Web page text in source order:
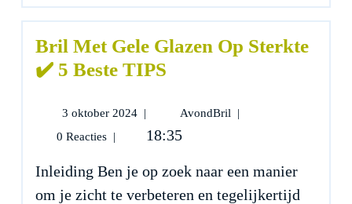
Bril Met Gele Glazen Op Sterkte
✔️ 5 Beste TIPS
3 oktober 2024 3
2024
| AvondBril
Bril
Op
Sterkte
|
0 Reacties | 18:35
Inleiding Ben je op zoek naar een manier
om je zicht te verbeteren en tegelijkertijd